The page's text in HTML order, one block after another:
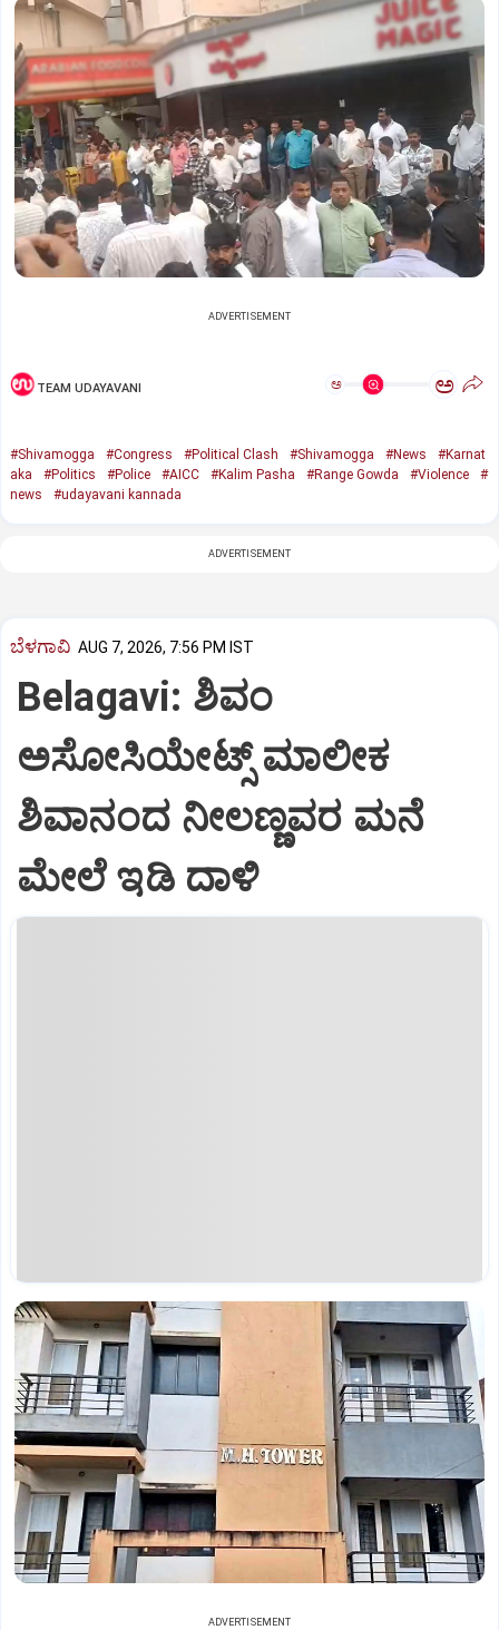
ADVERTISEMENT
TEAM UDAYAVANI ಅ ಅ
#Shivamogga #Congress #Political Clash #Shivamogga #News
#Karnat
aka
#Politics #Police #AICC #Kalim Pasha #Range Gowda #Violence
#
news
#udayavani kannada
ADVERTISEMENT
ಬೆಳಗಾವಿ AUG 7, 2026, 7:56 PM IST
Belagavi: ಶಿವಂ
ಅಸೋಸಿಯೇಟ್ಸ್ ಮಾಲೀಕ
ಶಿವಾನಂದ ನೀಲಣ್ಣವರ ಮನೆ
ಮೇಲೆ ಇಡಿ‌ ದಾಳಿ
ADVERTISEMENT